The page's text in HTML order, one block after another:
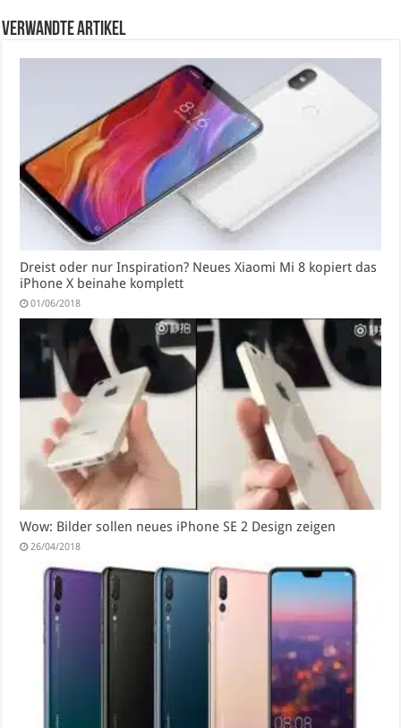
verwandte Artikel
Dreist oder nur Inspiration? Neues Xiaomi Mi 8 kopiert das
iPhone X beinahe komplett
01/06/2018
Wow: Bilder sollen neues iPhone SE 2 Design zeigen
26/04/2018